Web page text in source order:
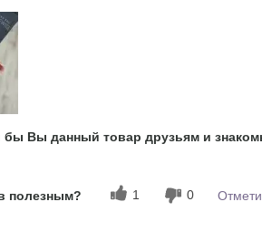
этого продукта?
использования этого
косметики других
бы Вы данный товар друзьям и
полезным? 1 0